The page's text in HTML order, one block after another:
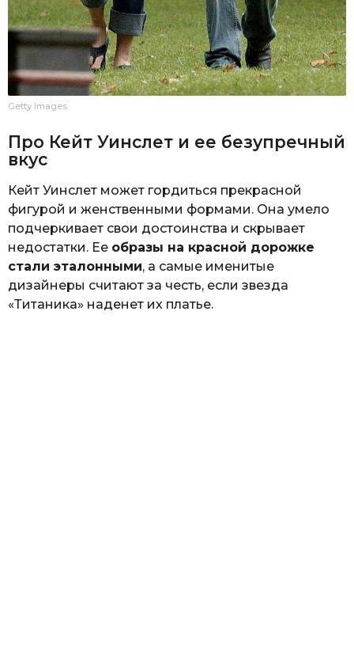
Getty Images
Про Кейт Уинслет и ее безупречный
вкус
Кейт Уинслет может гордиться прекрасной
фигурой и женственными формами. Она умело
подчеркивает свои достоинства и скрывает
недостатки. Ее образы на красной дорожке
стали эталонными, а самые именитые
дизайнеры считают за честь, если звезда
«Титаника» наденет их платье.